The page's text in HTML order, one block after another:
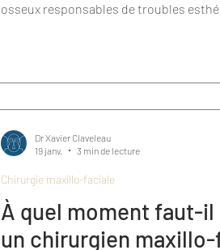
osseux responsables de troubles
d’assurer une guérison optimale et de
long terme.
À quel moment faut-
un chirurgien
Chirurgie maxillo-faciale
Dr Xavier Claveleau
19 janv.
3 min de lecture